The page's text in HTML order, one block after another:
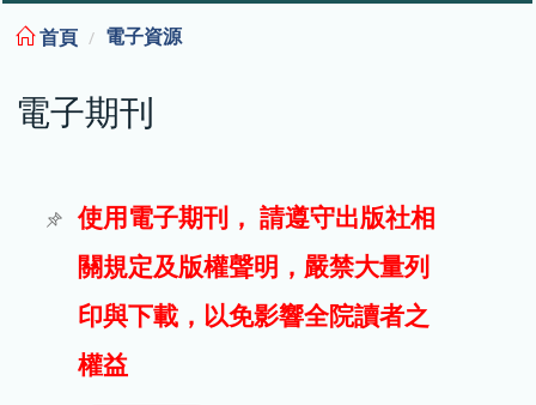
電子期刊
試用
首頁 電子資源
電子期刊
使用電子期刊， 請遵守出版社相
關規定及版權聲明，嚴禁大量列
印與下載，以免影響全院讀者之
權益